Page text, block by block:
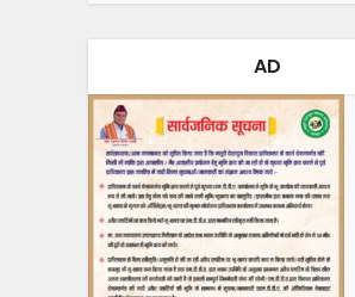
AD